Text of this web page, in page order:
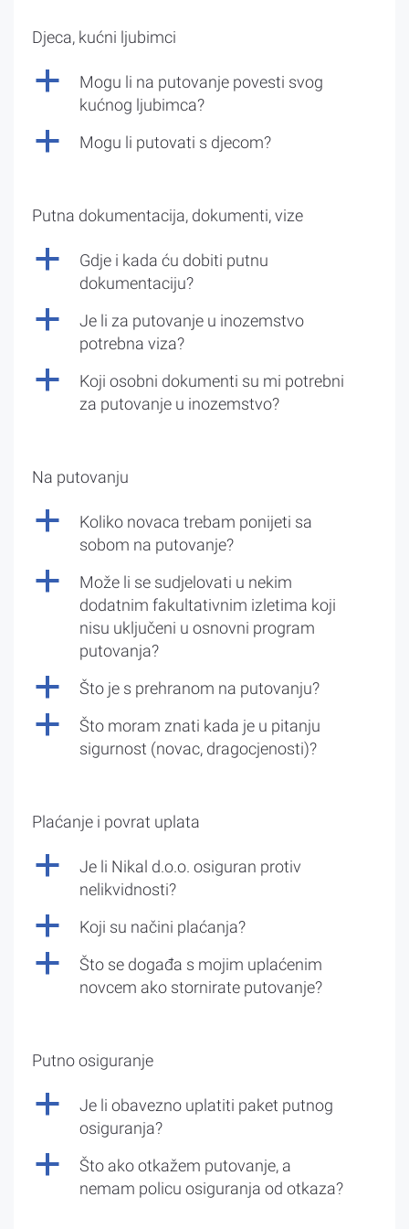
Djeca, kućni ljubimci
a
Mogu li na putovanje povesti svog
kućnog ljubimca?
a Mogu li putovati s djecom?
Putna dokumentacija, dokumenti, vize
a
Gdje i kada ću dobiti putnu
dokumentaciju?
a
Je li za putovanje u inozemstvo
potrebna viza?
a
Koji osobni dokumenti su mi potrebni
za putovanje u inozemstvo?
Na putovanju
a
Koliko novaca trebam ponijeti sa
sobom na putovanje?
a
Može li se sudjelovati u nekim
dodatnim fakultativnim izletima koji
nisu uključeni u osnovni program
putovanja?
a Što je s prehranom na putovanju?
a
Što moram znati kada je u pitanju
sigurnost (novac, dragocjenosti)?
Plaćanje i povrat uplata
a
Je li Nikal d.o.o. osiguran protiv
nelikvidnosti?
a Koji su načini plaćanja?
a
Što se događa s mojim uplaćenim
novcem ako stornirate putovanje?
Putno osiguranje
a
Je li obavezno uplatiti paket putnog
osiguranja?
a
Što ako otkažem putovanje, a
nemam policu osiguranja od otkaza?